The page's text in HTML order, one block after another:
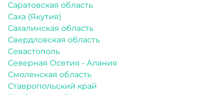
Саратовская область
Саха (Якутия)
Сахалинская область
Свердловская область
Севастополь
Северная Осетия - Алания
Смоленская область
Ставропольский край